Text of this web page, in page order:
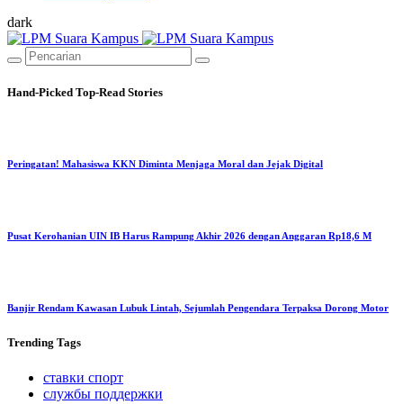
dark
Hand-Picked Top-Read Stories
Peringatan! Mahasiswa KKN Diminta Menjaga Moral dan Jejak Digital
Pusat Kerohanian UIN IB Harus Rampung Akhir 2026 dengan Anggaran Rp18,6 M
Banjir Rendam Kawasan Lubuk Lintah, Sejumlah Pengendara Terpaksa Dorong Motor
Trending Tags
ставки спорт
службы поддержки